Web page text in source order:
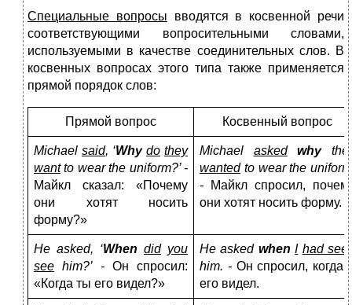
Специальные вопросы вводятся в косвенной речи
соответствующими вопросительными словами,
используемыми в качестве соединительных слов. В
косвенных вопросах этого типа также применяется
прямой порядок слов:
Прямой вопрос Косвенный вопрос
Michael said, ‘Why do they
wantto wear the uniform?’ -
Майкл сказал: «Почему
они хотят носить
форму?»
Michael asked why
wantedto wear the
-
Майкл спросил,
они хотят носить форму.
He asked, ‘When did you
see him?’ - Он спросил:
«Когда ты его видел?»
He asked when I had
him. - Он спросил, когда
его видел.